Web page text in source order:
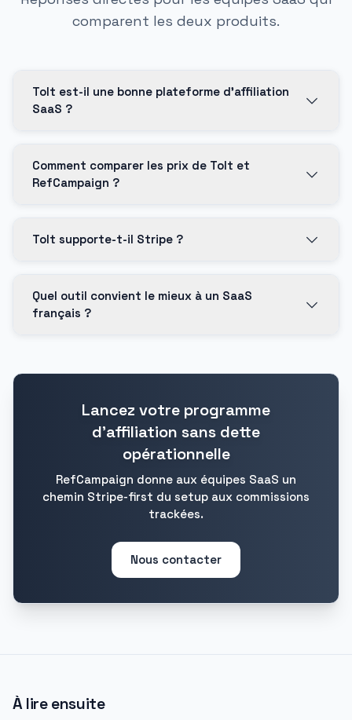
comparent les deux produits.
Tolt est-il une bonne plateforme d'affiliation
SaaS ?
Comment comparer les prix de Tolt et
RefCampaign ?
Tolt supporte-t-il Stripe ?
Quel outil convient le mieux à un SaaS
français ?
Lancez votre programme
d'affiliation sans dette
opérationnelle
RefCampaign donne aux équipes SaaS un
chemin Stripe-first du setup aux commissions
trackées.
Nous contacter
À lire ensuite